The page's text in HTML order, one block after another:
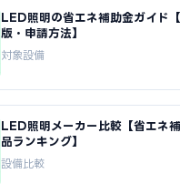
LED照明の省エネ補助金ガイド
版・申請方法】
対象設備
LED照明メーカー比較【省エネ
品ランキング】
設備比較